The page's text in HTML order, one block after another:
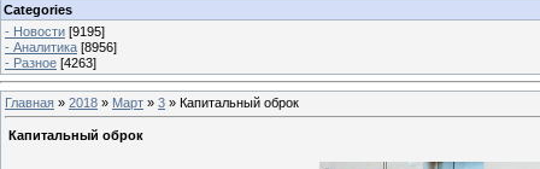
Categories
- Новости [9195]
- Аналитика [8956]
- Разное [4263]
Главная » 2018 » Март » 3 » Капитальный оброк
Капитальный оброк